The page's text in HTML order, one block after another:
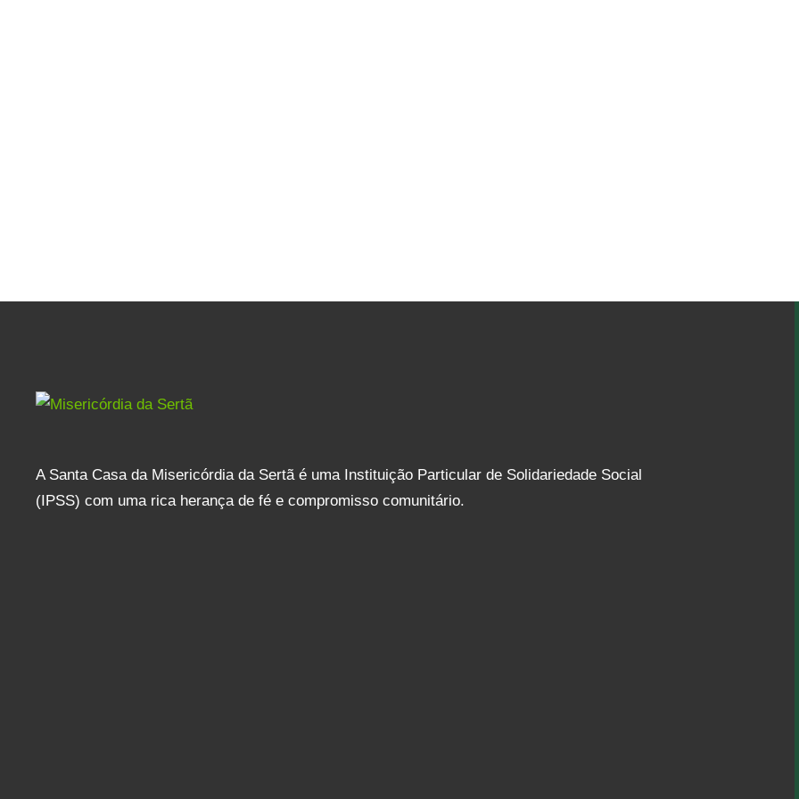
A Santa Casa da Misericórdia da Sertã é uma Instituição Particular de Solidariedade Social
(IPSS) com uma rica herança de fé e compromisso comunitário.